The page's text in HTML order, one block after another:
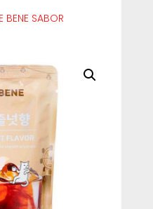
BENE SABOR